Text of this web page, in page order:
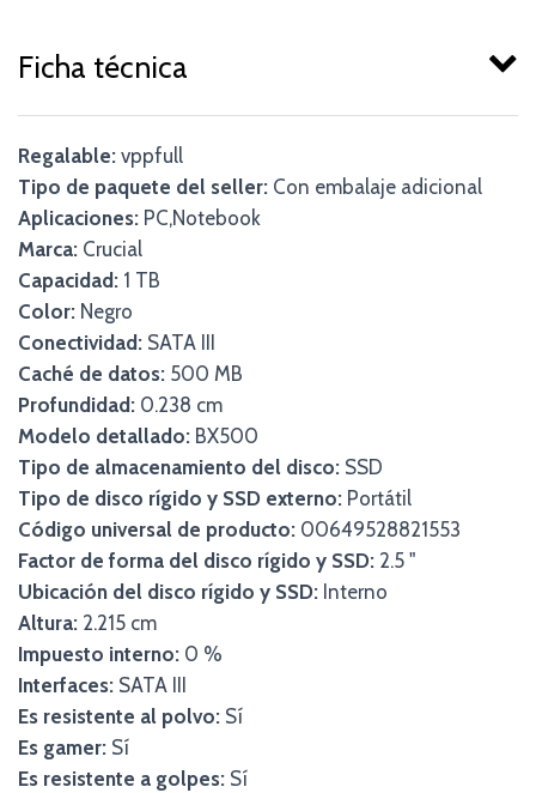
Ficha técnica
Regalable: vppfull
Tipo de paquete del seller: Con embalaje adicional
Aplicaciones: PC,Notebook
Marca: Crucial
Capacidad: 1 TB
Color: Negro
Conectividad: SATA III
Caché de datos: 500 MB
Profundidad: 0.238 cm
Modelo detallado: BX500
Tipo de almacenamiento del disco: SSD
Tipo de disco rígido y SSD externo: Portátil
Código universal de producto: 00649528821553
Factor de forma del disco rígido y SSD: 2.5 "
Ubicación del disco rígido y SSD: Interno
Altura: 2.215 cm
Impuesto interno: 0 %
Interfaces: SATA III
Es resistente al polvo: Sí
Es gamer: Sí
Es resistente a golpes: Sí